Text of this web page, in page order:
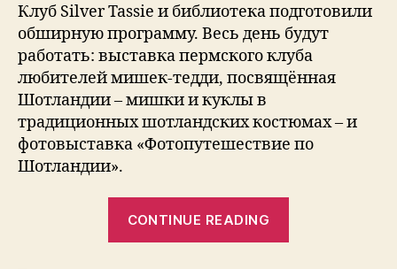
Клуб Silver Tassie и библиотека подготовили
обширную программу. Весь день будут
работать: выставка пермского клуба
любителей мишек-тедди, посвящённая
Шотландии – мишки и куклы в
традиционных шотландских костюмах – и
фотовыставка «Фотопутешествие по
Шотландии».
CONTINUE READING